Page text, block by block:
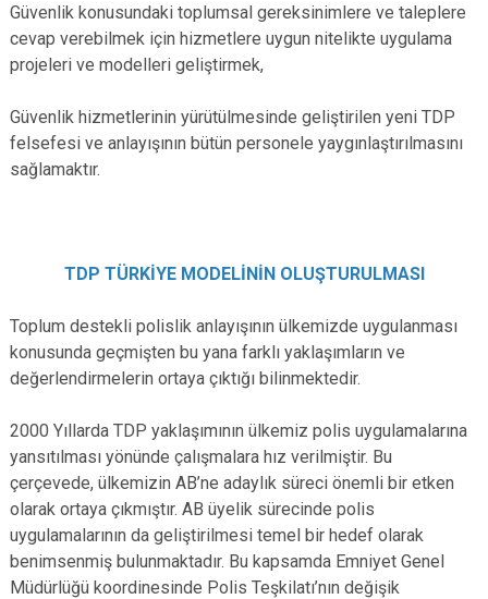
Güvenlik konusundaki toplumsal gereksinimlere ve taleplere
cevap verebilmek için hizmetlere uygun nitelikte uygulama
projeleri ve modelleri geliştirmek,
Güvenlik hizmetlerinin yürütülmesinde geliştirilen yeni TDP
felsefesi ve anlayışının bütün personele yaygınlaştırılmasını
sağlamaktır.
TDP TÜRKİYE MODELİNİN OLUŞTURULMASI
Toplum destekli polislik anlayışının ülkemizde uygulanması
konusunda geçmişten bu yana farklı yaklaşımların ve
değerlendirmelerin ortaya çıktığı bilinmektedir.
2000 Yıllarda TDP yaklaşımının ülkemiz polis uygulamalarına
yansıtılması yönünde çalışmalara hız verilmiştir. Bu
çerçevede, ülkemizin AB’ne adaylık süreci önemli bir etken
olarak ortaya çıkmıştır. AB üyelik sürecinde polis
uygulamalarının da geliştirilmesi temel bir hedef olarak
benimsenmiş bulunmaktadır. Bu kapsamda Emniyet Genel
Müdürlüğü koordinesinde Polis Teşkilatı’nın değişik